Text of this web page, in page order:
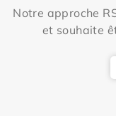
Notre approche
et souhaite